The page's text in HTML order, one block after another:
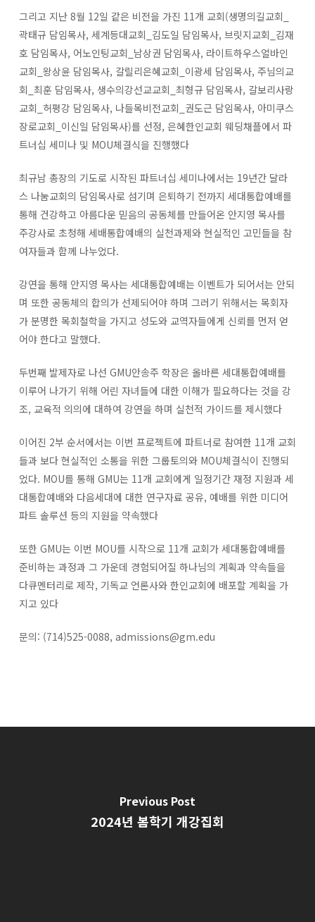
그리고 지난 8월 12일 같은 비전을 가진 11개 교회(생명의길교회_
곽태규 담임목사, 세계등대교회_김도일 담임목사, 브릿지교회_김재
호 담임목사, 어노인팅교회_남상권 담임목사, 라이트하우스얼바인
교회_왕상윤 담임목사, 갈릴리은혜교회_이광세 담임목사, 주님의교
회_최훈 담임목사, 생수의강선교교회_최형규 담임목사, 갈보리사랑
교회_허평강 담임목사, 나들목비전교회_권도근 담임목사, 아미쿠스
장로교회_이신일 담임목사)를 선정, 은혜한인교회 웨딩채플에서 파
트너십 세미나 및 MOU체결식을 진행했다
최규남 총장의 기도로 시작된 파트너십 세미나에서는 19년간 달라
스 나눔교회의 담임목사로 섬기며 은퇴하기 전까지 세대통합예배를
통해 건강하고 아름다운 믿음의 공동체를 만들어온 안지영 목사를
주강사로 초청해 세배통합예배의 실천과제와 현실적인 고민들을 참
여자들과 함께 나누었다.
강연을 통해 안지영 목사는 세대통합예배는 이벤트가 되어서는 안되
며 또한 공동체의 합의가 선제되어야 하며 그러기 위해서는 목회자
가 분명한 목회철학을 가지고 성도와 교역자들에게 신뢰를 먼저 얻
어야 한다고 말했다.
두번째 발제자로 나선 GMU안송주 학장은 올바른 세대통합예배를
이루어 나가기 위해 어린 자녀들에 대한 이해가 필요하다는 것을 강
조, 교육적 의의에 대하여 강연을 하며 실천적 가이드를 제시했다
이어진 2부 순서에서는 이번 프로젝트에 파트너로 참여한 11개 교회
들과 보다 현실적인 소통을 위한 그룹토의와 MOU체결식이 진행되
었다. MOU를 통해 GMU는 11개 교회에게 일정기간 재정 지원과 세
대통합예배와 다음세대에 대한 연구자료 공유, 예배를 위한 미디어
파트 솔루션 등의 지원을 약속했다
또한 GMU는 이번 MOU를 시작으로 11개 교회가 세대통합예배를
준비하는 과정과 그 가운데 경험되어질 하나님의 계획과 약속들을
다큐멘터리로 제작, 기독교 언론사와 한인교회에 배포할 계획을 가
지고 있다
문의: (714)525-0088, admissions@gm.edu
Previous Post
2024년 봄학기 개강집회